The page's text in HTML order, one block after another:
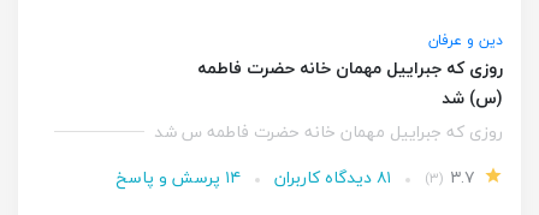
دین و عرفان
روزی که جبراییل مهمان خانه حضرت فاطمه
(س) شد
روزی که جبراییل مهمان خانه حضرت فاطمه س شد
(۳) ۸۱ دیدگاه کاربران ۱۴ پرسش و پاسخ